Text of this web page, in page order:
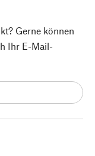
Gerne können
Ihr E-Mail-